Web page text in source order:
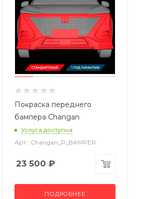
Покраска переднего
бампера Changan
Услуга доступна
Арт.: Changan_P_BAMPER
23 500 ₽
ПОДРОБНЕЕ